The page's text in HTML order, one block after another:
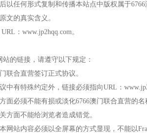
以任何形式复制和传播本站点中版权属于
文的真实含义。
：www.jp2hqq.com。
的链接，请遵守以下规定：
联合直营签订正式协议。
中有特殊约定外，链接必须指向URL：
面必须不能有损或淡化6766澳门联合直营的名
方面不能给浏览者造成错觉。
网站内容必须以全屏幕的方式显现，不能以